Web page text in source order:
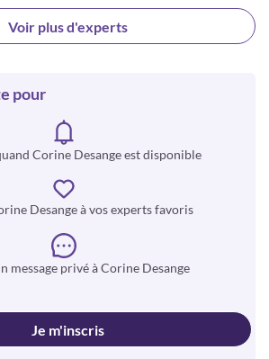
Voir plus d'experts
pour
Corine Desange est disponible
Desange à vos experts favoris
message privé à Corine Desange
Je m'inscris